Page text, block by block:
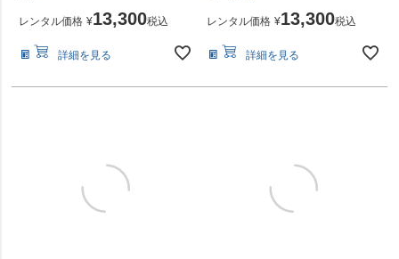
レンタル価格 ¥13,300税込
詳細を見る
レンタル価格 ¥13,300税込
詳細を見る